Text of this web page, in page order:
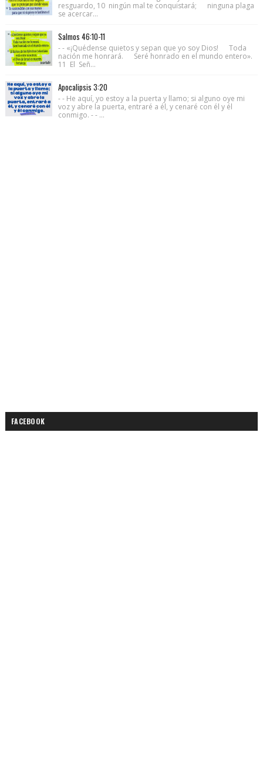
resguardo, 10 ningún mal te conquistará; ninguna plaga
se acercar...
Salmos 46:10-11
- - «¡Quédense quietos y sepan que yo soy Dios! Toda
nación me honrará. Seré honrado en el mundo entero».
11 El Señ...
Apocalipsis 3:20
- - He aquí, yo estoy a la puerta y llamo; si alguno oye mi
voz y abre la puerta, entraré a él, y cenaré con él y él
conmigo. - - ...
FACEBOOK